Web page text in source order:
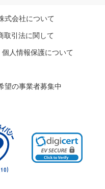
式会社について
取引法に関して
個人情報保護について
望の事業者募集中